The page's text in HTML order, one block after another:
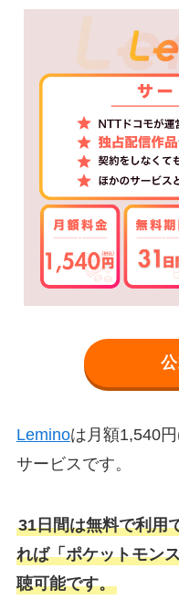
Leminoは月額1,540
サービスです。
31日間は無料で利用
れば「ポケットモン
聴可能です。